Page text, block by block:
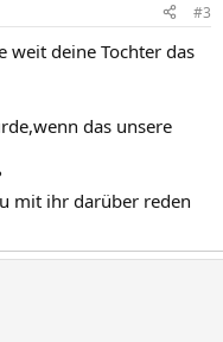
#3
weit deine Tochter das
das unsere
mit ihr darüber reden